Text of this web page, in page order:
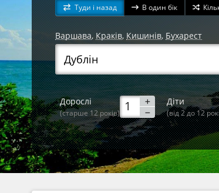
Туди і назад В один бік
Варшава,Краків, Кишинів, Бухарест
Дорослі
(старше 12 років)
Діти
(від 2 до 12